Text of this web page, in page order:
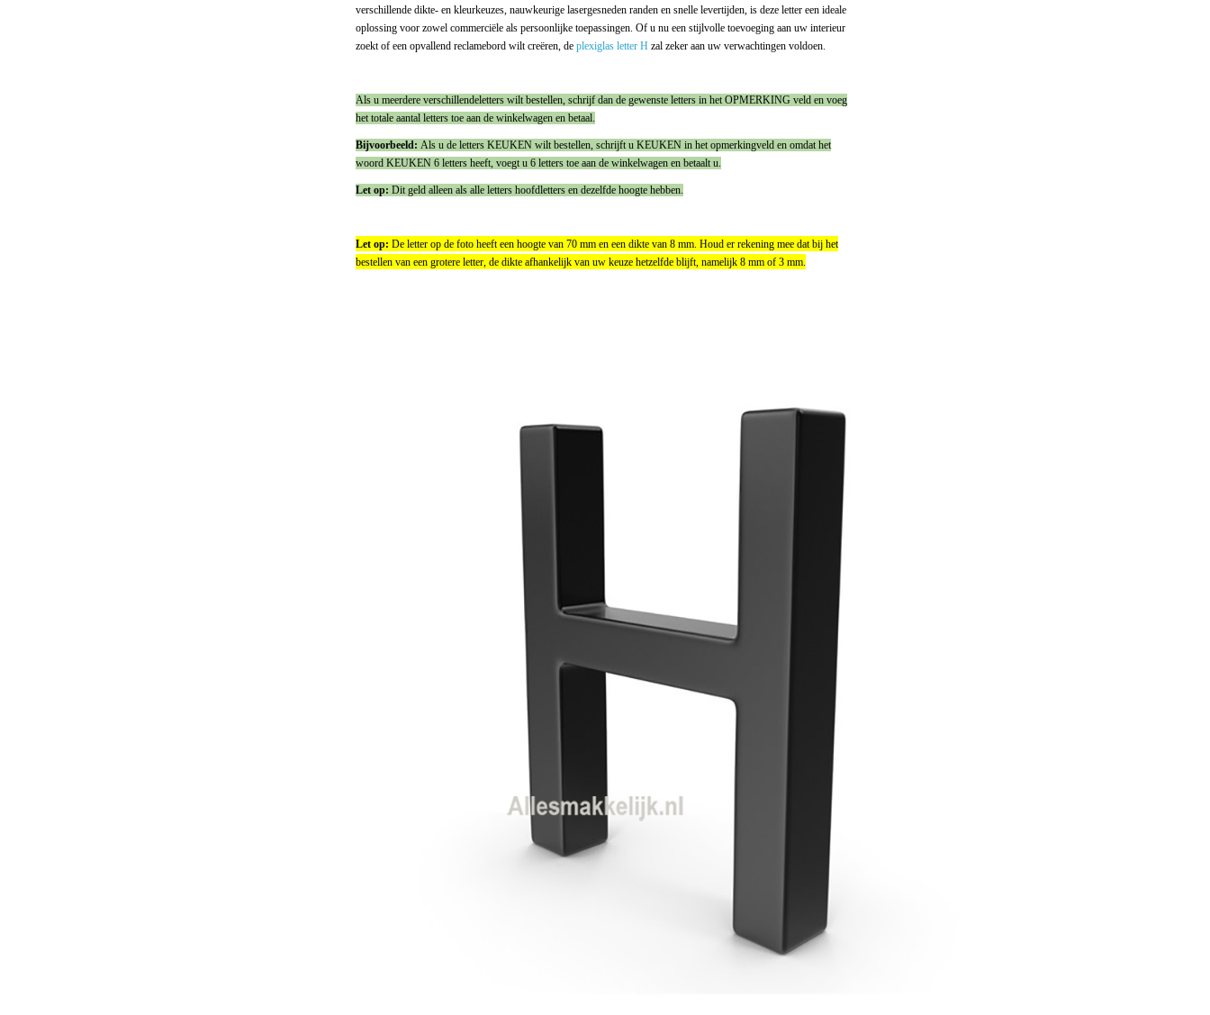
verschillende dikte- en kleurkeuzes, nauwkeurige lasergesneden randen en snelle levertijden, is deze letter een ideale
oplossing voor zowel commerciële als persoonlijke toepassingen. Of u nu een stijlvolle toevoeging aan uw interieur
zoekt of een opvallend reclamebord wilt creëren, de plexiglas letter H zal zeker aan uw verwachtingen voldoen.
Als u meerdere verschillendeletters wilt bestellen, schrijf dan de gewenste letters in het OPMERKING veld en voeg
het totale aantal letters toe aan de winkelwagen en betaal.
Bijvoorbeeld: Als u de letters KEUKEN wilt bestellen, schrijft u KEUKEN in het opmerkingveld en omdat het
woord KEUKEN 6 letters heeft, voegt u 6 letters toe aan de winkelwagen en betaalt u.
Let op: Dit geld alleen als alle letters hoofdletters en dezelfde hoogte hebben.
Let op: De letter op de foto heeft een hoogte van 70 mm en een dikte van 8 mm. Houd er rekening mee dat bij het
bestellen van een grotere letter, de dikte afhankelijk van uw keuze hetzelfde blijft, namelijk 8 mm of 3 mm.